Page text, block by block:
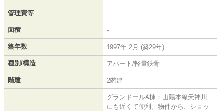
管理費等 -
面積 -
築年数 1997年 2月 (築29年)
種別/構造 アパート/軽量鉄骨
階建 2階建
グランドールA棟：山陽本線天神川
にも近くて便利。物件から、ショッ